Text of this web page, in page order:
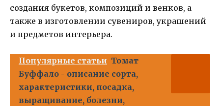
создания букетов, композиций и венков, а
также в изготовлении сувениров, украшений
и предметов интерьера.
Популярные статьи Томат
Буффало - описание сорта,
характеристики, посадка,
выращивание, болезни,